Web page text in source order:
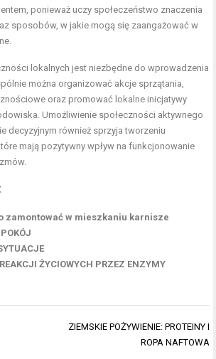
ponieważ uczy społeczeństwo znaczenia
sposobów, w jakie mogą się zaangażować w
lokalnych jest niezbędne do wprowadzenia
można organizować akcje sprzątania,
oraz promować lokalne inicjatywy
Umożliwienie społeczności aktywnego
decyzyjnym również sprzyja tworzeniu
mają pozytywny wpływ na funkcjonowanie
zamontować w mieszkaniu karnisze
ŻYCIOWYCH PRZEZ ENZYMY
ZIEMSKIE POŻYWIENIE: PROTEINY I
ROPA NAFTOWA